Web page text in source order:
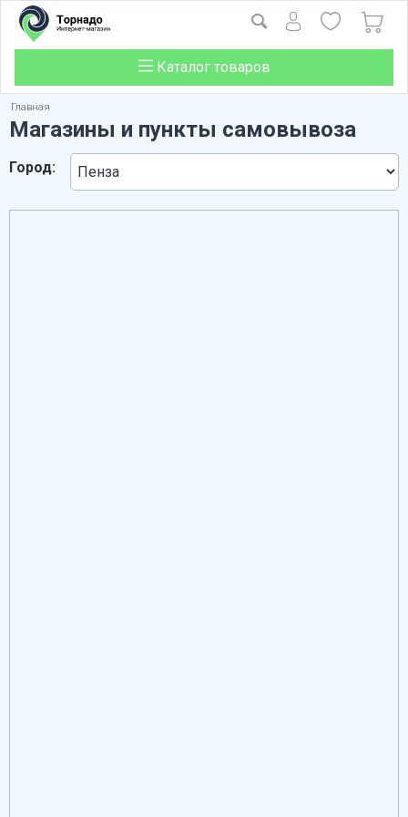
Каталог товаров
Главная
Магазины и пункты самовывоза
Город: